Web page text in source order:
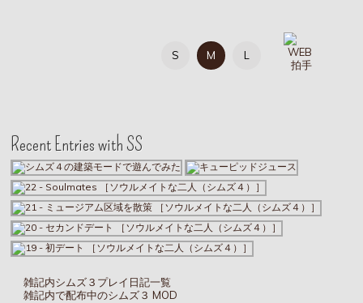
S M L
Recent Entries with SS
雑記内シムズ３プレイ日記一覧
雑記内で配布中のシムズ３ MOD